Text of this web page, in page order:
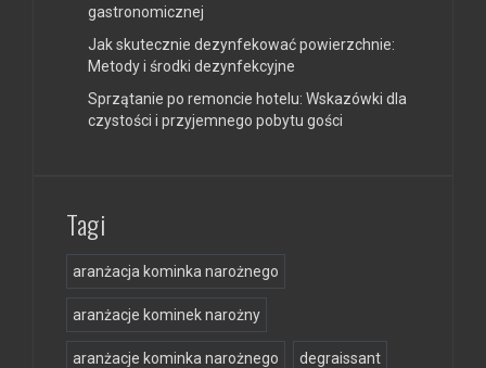
gastronomicznej
Jak skutecznie dezynfekować powierzchnie:
Metody i środki dezynfekcyjne
Sprzątanie po remoncie hotelu: Wskazówki dla
czystości i przyjemnego pobytu gości
Tagi
aranżacja kominka narożnego
aranżacje kominek narożny
aranżacje kominka narożnego degraissant